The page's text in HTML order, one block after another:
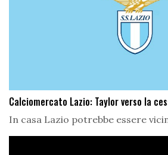
Calciomercato Lazio: Taylor verso la
In casa Lazio potrebbe essere